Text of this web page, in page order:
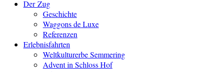
Der Zug
Geschichte
Waggons de Luxe
Referenzen
Erlebnisfahrten
Weltkulturerbe Semmering
Advent in Schloss Hof